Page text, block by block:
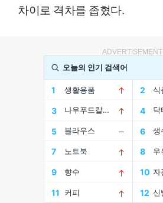
차이로 격차를 좁혔다.
ADVERTISEMENT